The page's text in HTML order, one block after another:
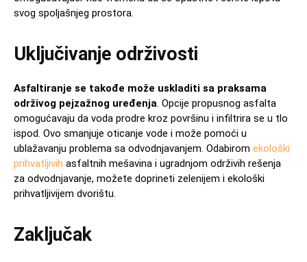
svog spoljašnjeg prostora.
Uključivanje održivosti
Asfaltiranje se takođe može uskladiti sa praksama
održivog pejzažnog uređenja. Opcije propusnog asfalta
omogućavaju da voda prodre kroz površinu i infiltrira se u tlo
ispod. Ovo smanjuje oticanje vode i može pomoći u
ublažavanju problema sa odvodnjavanjem. Odabirom ekološki
prihvatljivih asfaltnih mešavina i ugradnjom održivih rešenja
za odvodnjavanje, možete doprineti zelenijem i ekološki
prihvatljivijem dvorištu.
Zaključak